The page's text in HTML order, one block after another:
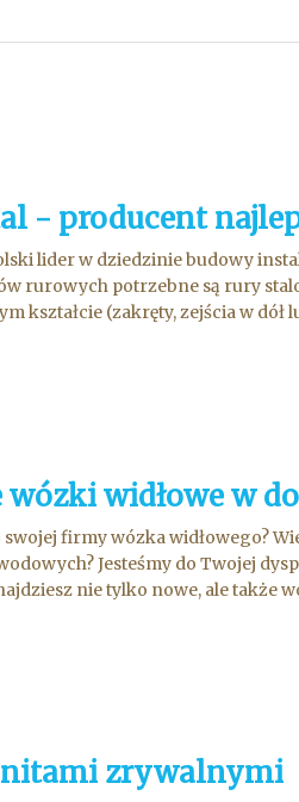
- producent
lider w dziedzinie budowy
rurowych potrzebne są rury
kształcie (zakręty, zejścia w dół
widłowe w
firmy wózka widłowego?
Jesteśmy do Twojej
nie tylko nowe, ale także
nitami zrywalnymi